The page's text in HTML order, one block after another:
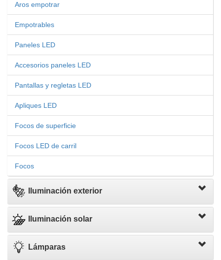
Aros empotrar
Empotrables
Paneles LED
Accesorios paneles LED
Pantallas y regletas LED
Apliques LED
Focos de superficie
Focos LED de carril
Focos
Iluminación exterior
Iluminación solar
Lámparas